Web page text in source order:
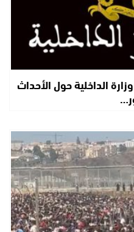
الداخلية حول الأحداث